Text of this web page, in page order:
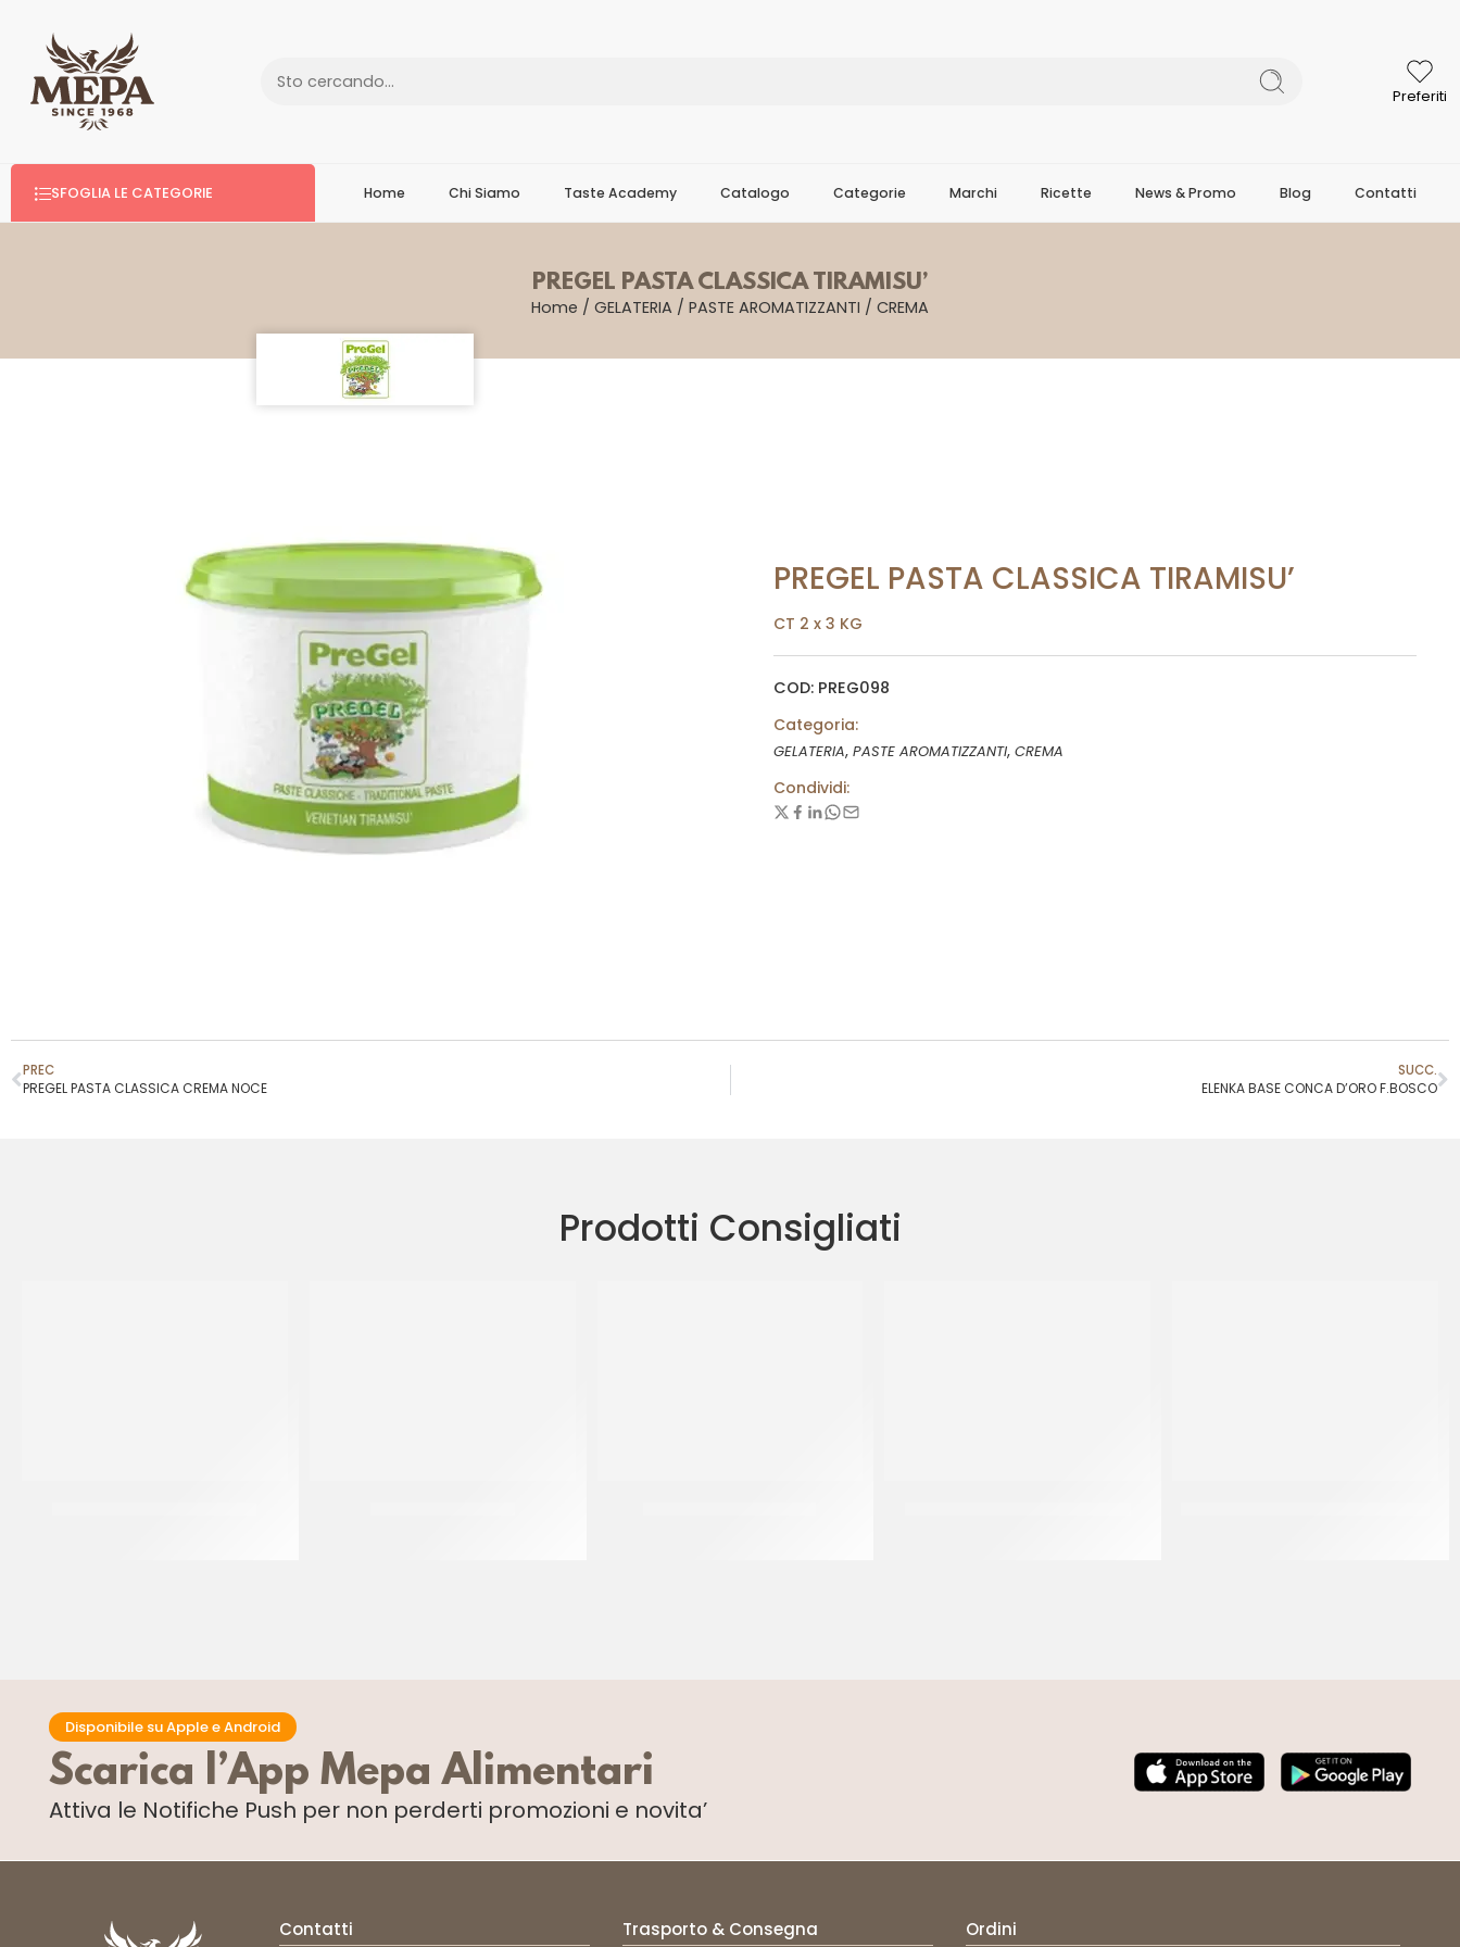
Preferiti
SFOGLIA LE CATEGORIE Home Chi Siamo Taste Academy Catalogo Categorie Marchi Ricette News & Promo Blog Contatti
PREGEL PASTA CLASSICA TIRAMISU’
Home / GELATERIA / PASTE AROMATIZZANTI / CREMA
PREGEL PASTA CLASSICA TIRAMISU’
CT 2 x 3 KG
COD: PREG098
Categoria:
GELATERIA, PASTE AROMATIZZANTI, CREMA
Condividi:
PREC
PREGEL PASTA CLASSICA CREMA NOCE
SUCC.
ELENKA BASE CONCA D’ORO F.BOSCO
Prodotti Consigliati
Disponibile su Apple e Android
Scarica l’App Mepa Alimentari
Attiva le Notifiche Push per non perderti promozioni e novita’
Contatti Trasporto & Consegna Ordini